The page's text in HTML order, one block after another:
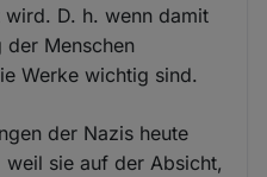
D. h. wenn damit
der Menschen
Werke wichtig sind.
der Nazis heute
sie auf der Absicht,